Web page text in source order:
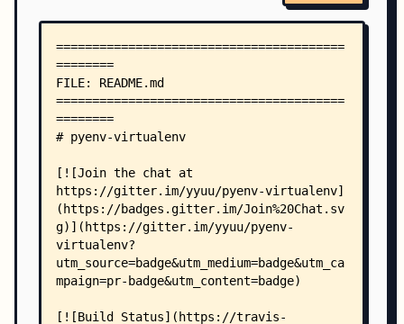
    │       └── which/
    │           ├── conda.bash
    │           ├── python-config.bash
    │           └── system-site-packages.bash
    ├── libexec/
    │   └── pyenv-virtualenv-realpath
    ├── shims/
    │   └── deactivate
    ├── test/
    │   ├── activate.bats
    │   ├── conda-activate.bats
    │   ├── conda-deactivate.bats
    │   ├── conda-prefix.bats
    │   ├── conda.bats
    │   ├── delete.bats